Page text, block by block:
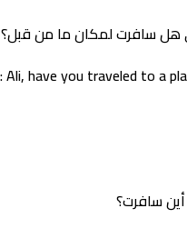
هل سافرت لمكان ما من قبل؟
Ali, have you traveled to a
سافرت؟